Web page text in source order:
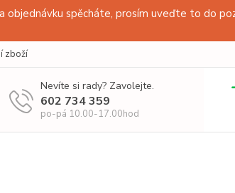
spěcháte, prosím uveďte to do
zboží
Nevíte si rady? Zavolejte.
602 734 359
po-pá 10.00-17.00hod